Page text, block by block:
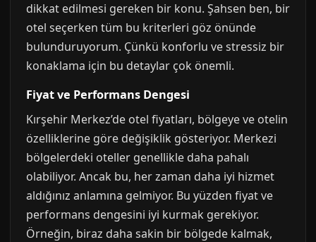
dikkat edilmesi gereken bir konu. Şahsen ben, bir
otel seçerken tüm bu kriterleri göz önünde
bulunduruyorum. Çünkü konforlu ve stressiz bir
konaklama için bu detaylar çok önemli.
Fiyat ve Performans Dengesi
Kırşehir Merkez’de otel fiyatları, bölgeye ve otelin
özelliklerine göre değişiklik gösteriyor. Merkezi
bölgelerdeki oteller genellikle daha pahalı
olabiliyor. Ancak bu, her zaman daha iyi hizmet
aldığınız anlamına gelmiyor. Bu yüzden fiyat ve
performans dengesini iyi kurmak gerekiyor.
Örneğin, biraz daha sakin bir bölgede kalmak,